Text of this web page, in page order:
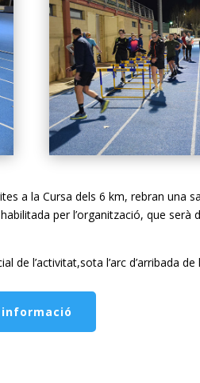
a la Cursa dels 6 km, rebran una
per l’organització, que serà
de l’activitat,sota l’arc d’arribada
informació